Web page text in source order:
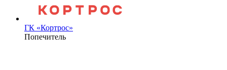
ГК «Кортрос»
Попечитель